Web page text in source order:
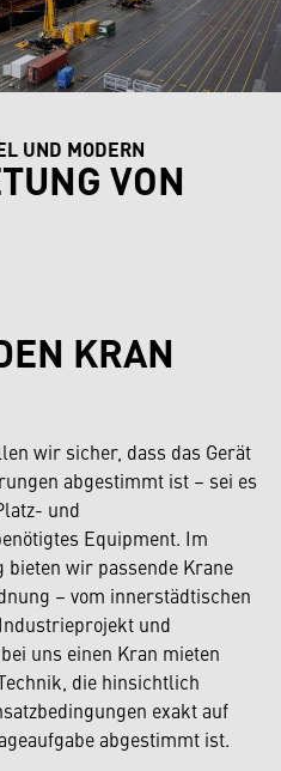
UND MODERN
VON
KRAN
wir sicher, dass das Gerät
abgestimmt ist – sei es
und
Equipment. Im
wir passende Krane
– vom innerstädtischen
und
uns einen Kran mieten
die hinsichtlich
exakt auf
abgestimmt ist.